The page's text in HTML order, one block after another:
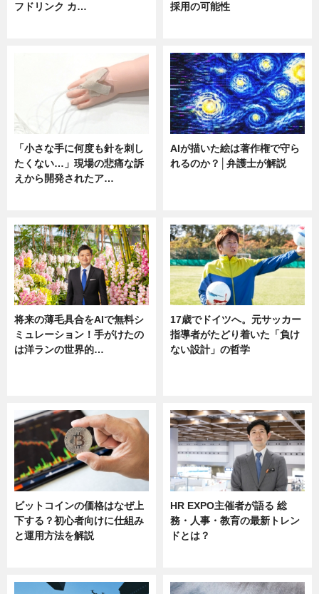
フドリンク カ…
採用の可能性
「小さな手に何度も針を刺し
たくない…」現場の悲痛な訴
えから開発されたア…
AIが描いた絵は著作権で守ら
れるのか？│弁護士が解説
将来の薄毛具合をAIで無料シ
ミュレーション！手がけたの
は洋ランの世界的…
17歳でドイツへ。元サッカー
指導者がたどり着いた「負け
ない設計」の哲学
ビットコインの価格はなぜ上
下する？初心者向けに仕組み
と運用方法を解説
HR EXPO主催者が語る 総
務・人事・教育の最新トレン
ドとは？